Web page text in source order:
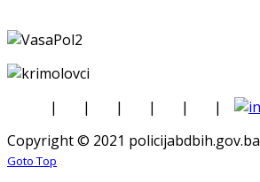
| | | | |
|
Copyright © 2021 policijabdbih.gov.ba
Goto Top